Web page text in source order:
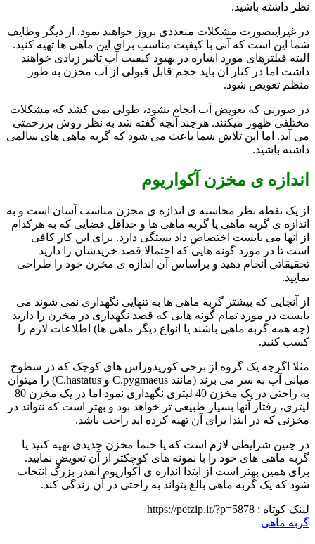
نظر داشته باشید.
در غیراینصورت مشکلات متعددی بروز خواهند نمود. از دیگر وظایف
شما این است که آبی با کیفیت مناسب برای این ماهی ها تهیه کنید.
البته فیلترهای مورد اشاره در بهبود کیفیت آب تاثیر زیادی خواهند
داشت اما در کنار آن باید حجم قابل قبولی از آب مخزن به طور
منظم تعویض شود.
در صورتی که تعویض آب انجام نشود، طولی نمی کشد که مشکلات
مختلفی ظهور میکنند. هرچند آنچه گفته شد به نظر روش پرزحمتی
می آید. اما این تلاش شما باعث می شود که گربه ماهی های سالمی
داشته باشید.
اندازه ی مخزن آکواریوم
از یک نقطه نظر محاسبه ی اندازه ی مخزن مناسب آسان است و به
اندازه ی گربه ماهی یا گربه ماهی ها و حداقل فضایی که به هرکدام
از آنها می بایست اختصاص داد بستگی دارد. برای این کار کافی
است تا در مورد گونه هایی که احتمالا قصد خریدشان را دارید
تحقیقاتی انجام دهید و براساس آن اندازه ی مخزن خود را طراحی
نمایید.
از آنجایی که بیشتر گربه ماهی ها به تنهایی نگهداری نمی شوند می
بایست در مورد تمام گونه هایی که قصد نگهداری در مخزن را دارید
(چه همه گربه ماهی باشند یا انواع دیگر ماهی ها) اطلاعات لازم را
کسب کنید.
مثلا اگرچه یک گروه از برخی کوریدوراس های کوچک که در سطوح
میانی آب به سر می برند (مانند C.pygmaeus و C.hastatus) را میتوان
به راحتی در یک مخزن 40 لیتری نگهداری نمود اما در یک مخزن 80
لیتری، رفتار آنها بسیار طبیعی تر خواهد بود و بهتر است که نتواند در
مخزنی که در ابتدا برای آن تهیه کرده اید راحت باشد.
در چنین شرایطی لازم است که یا حتما مخزن جدیدی تهیه کنید یا
گربه ماهی های خود را با نمونه های کوچکتر از آن تعویض نمایید.
برای همین بهتر است از ابتدا اندازه ی آکواریوم آنقدر بزرگ انتخاب
شود که یک گربه ماهی بالغ بتواند به راحتی در آن زندگی کند.
لینک کوتاه : https://petzip.ir/?p=5878
گربه ماهی